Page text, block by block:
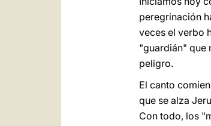
peregrinación
veces el verbo
"guardián" que
peligro.
El canto
que se alza
Con todo, los